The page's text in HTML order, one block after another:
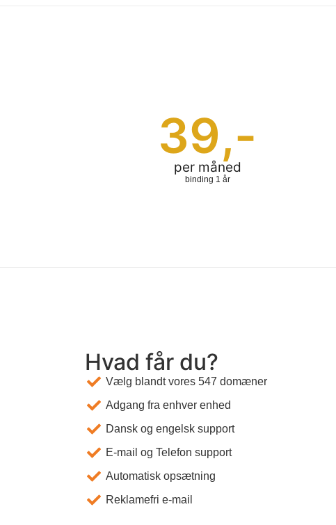
per måned
39,-
binding 1 år
Hvad får du?
Vælg blandt vores 547 domæner
Adgang fra enhver enhed
Dansk og engelsk support
E-mail og Telefon support
Automatisk opsætning
Reklamefri e-mail